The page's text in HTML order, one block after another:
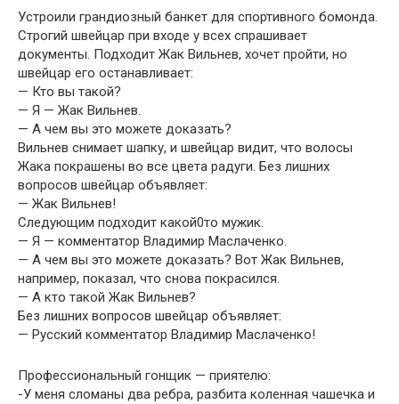
Устроили грандиозный банкет для спортивного бомонда.
Строгий швейцар при входе у всех спрашивает
документы. Подходит Жак Вильнев, хочет пройти, но
швейцар его останавливает:
— Кто вы такой?
— Я — Жак Вильнев.
— А чем вы это можете доказать?
Вильнев снимает шапку, и швейцар видит, что волосы
Жака покрашены во все цвета радуги. Без лишних
вопросов швейцар объявляет:
— Жак Вильнев!
Следующим подходит какой0то мужик.
— Я — комментатор Владимир Маслаченко.
— А чем вы это можете доказать? Вот Жак Вильнев,
например, показал, что снова покрасился.
— А кто такой Жак Вильнев?
Без лишних вопросов швейцар объявляет:
— Русский комментатор Владимир Маслаченко!
Профессиональный гонщик — приятелю:
-У меня сломаны два ребра, разбита коленная чашечка и